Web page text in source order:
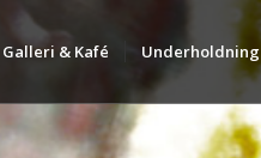
Galleri & Kafé Underholdning